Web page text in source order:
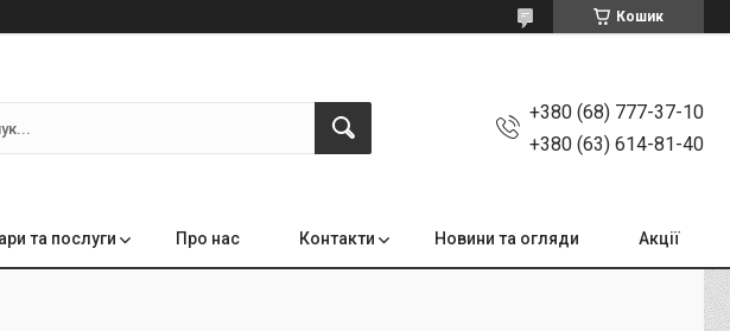
Кошик
+380 (68) 777-37-10
+380 (63) 614-81-40
та послуги Про нас Контакти Новини та огляди Акції